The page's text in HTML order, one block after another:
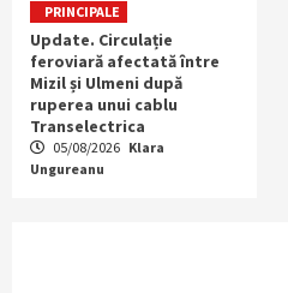
PRINCIPALE
Update. Circulație
feroviară afectată între
Mizil și Ulmeni după
ruperea unui cablu
Transelectrica
05/08/2026 Klara
Ungureanu